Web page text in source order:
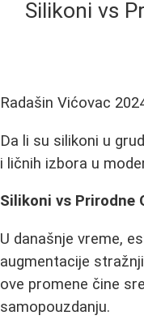
Silikoni vs
Radašin Vićovac
Da li su silikoni u
i ličnih izbora u
Silikoni vs Prirodne
U današnje vreme,
augmentacije
ove promene čine
samopouzdanju.